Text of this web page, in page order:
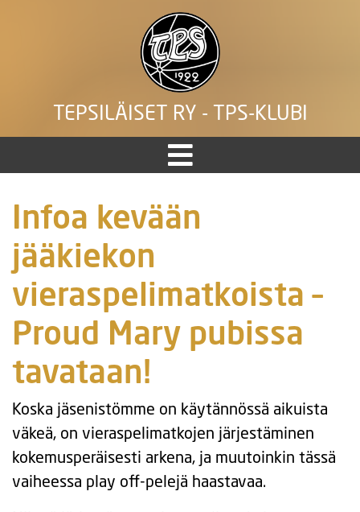
TEPSILÄISET RY - TPS-KLUBI
Infoa kevään
jääkiekon
vieraspelimatkoista –
Proud Mary pubissa
tavataan!
Koska jäsenistömme on käytännössä aikuista
väkeä, on vieraspelimatkojen järjestäminen
kokemusperäisesti arkena, ja muutoinkin tässä
vaiheessa play off-pelejä haastavaa.